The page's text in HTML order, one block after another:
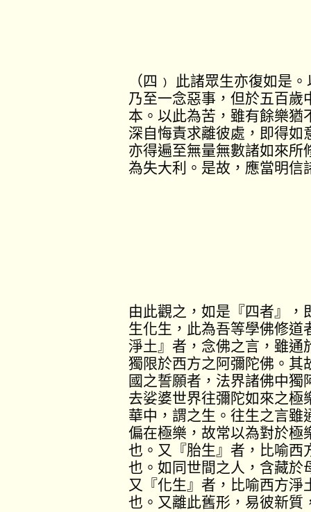
（四﹚ 此諸眾生亦復如是
乃至一念惡事，但於五百
本。以此為苦，雖有餘樂
深自悔責求離彼處，即得
亦得遍至無量無數諸如來
為失大利。是故，應當明信
由此觀之，如是『四者』
生化生，此為吾等學佛修
淨土』者，念佛之言，雖通
獨限於西方之阿彌陀佛。其
國之誓願者，法界諸佛中
去娑婆世界往彌陀如來之
華中，謂之生。往生之言
偏在極樂，故常以為對於極
也。又『胎生』者，比喻西
也。如同世間之人，含藏於
又『化生』者，比喻西方
也。又離此舊形，易彼新質